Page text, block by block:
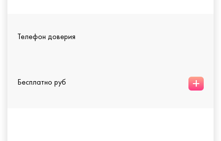
Телефон доверия
Бесплатно руб +